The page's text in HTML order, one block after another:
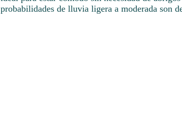
probabilidades de lluvia ligera a moderada son